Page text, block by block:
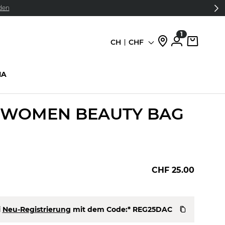
Sprache
CH CHF
1
BEAUTY BAG
CHF 25.00
Neu-Registrierung mit dem Code:* REG25DAC